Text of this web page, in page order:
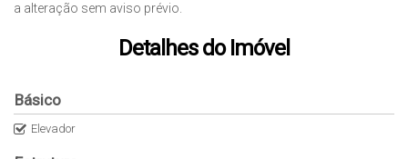
a alteração sem aviso prévio.
Detalhes do Imóvel
Básico
Elevador